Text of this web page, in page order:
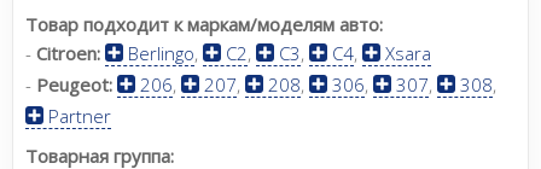
Товар подходит к маркам/моделям авто:
- Citroen: Berlingo, C2, C3, C4,
Xsara
- Peugeot: 206, 207, 208, 306, 307, 308,
Partner
Товарная группа: